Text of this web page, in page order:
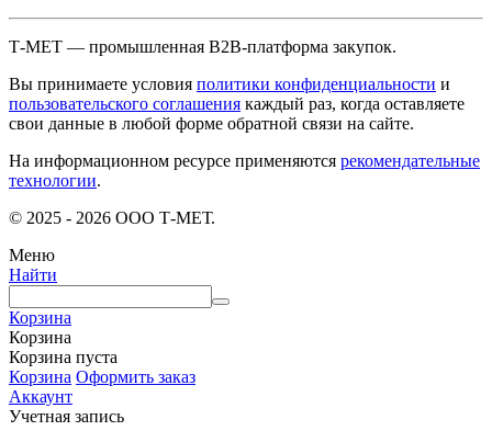
Т-МЕТ — промышленная B2B-платформа закупок.
Вы принимаете условия политики конфиденциальности и
пользовательского соглашения каждый раз, когда оставляете
свои данные в любой форме обратной связи на сайте.
На информационном ресурсе применяются рекомендательные
технологии.
© 2025 - 2026 ООО Т-МЕТ.
Меню
Найти
Корзина
Корзина
Корзина пуста
Корзина Оформить заказ
Аккаунт
Учетная запись